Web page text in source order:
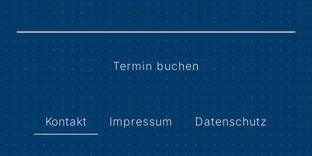
Termin buchen
Kontakt Impressum Datenschutz